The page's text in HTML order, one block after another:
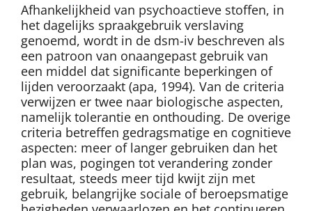
Afhankelijkheid van psychoactieve stoffen, in
het dagelijks spraakgebruik verslaving
genoemd, wordt in de dsm-iv beschreven als
een patroon van onaangepast gebruik van
een middel dat significante beperkingen of
lijden veroorzaakt (apa, 1994). Van de criteria
verwijzen er twee naar biologische aspecten,
namelijk tolerantie en onthouding. De overige
criteria betreffen gedragsmatige en cognitieve
aspecten: meer of langer gebruiken dan het
plan was, pogingen tot verandering zonder
resultaat, steeds meer tijd kwijt zijn met
gebruik, belangrijke sociale of beroepsmatige